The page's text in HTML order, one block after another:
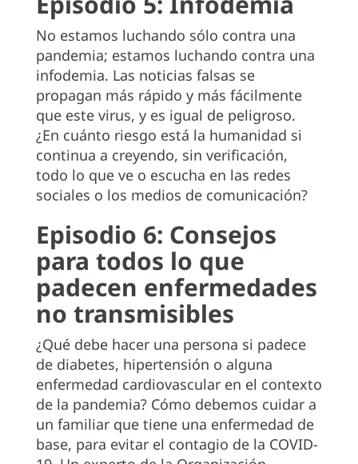
No estamos luchando sólo contra una
pandemia; estamos luchando contra una
infodemia. Las noticias falsas se
propagan más rápido y más fácilmente
que este virus, y es igual de peligroso.
¿En cuánto riesgo está la humanidad si
continua a creyendo, sin verificación,
todo lo que ve o escucha en las redes
sociales o los medios de comunicación?
Episodio 6: Consejos
para todos lo que
padecen enfermedades
no transmisibles
¿Qué debe hacer una persona si padece
de diabetes, hipertensión o alguna
enfermedad cardiovascular en el contexto
de la pandemia? Cómo debemos cuidar a
un familiar que tiene una enfermedad de
base, para evitar el contagio de la COVID-